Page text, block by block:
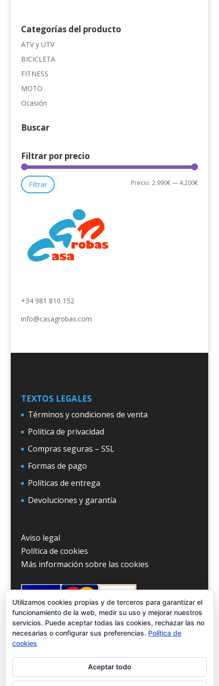
era:
7.299,00€.
es:
4.200,00€.
Categorías del producto
ATV y UTV
BICICLETA
FITNESS
MOTO
Ocasión
Buscar
Filtrar por precio
Precio
Precio
Filtrar Precio:2.990€— 4.200€
+34 981 810 152
info@casagrobas.com
TEXTOS LEGALES
Términos y condiciones de venta
Política de privacidad
Compras seguras – SSL
Formas de pago
Políticas de entrega
Devoluciones y garantía
Aviso legal
Política de cookies
Más información sobre las cookies
Utilizamos cookies propias y de terceros para garantizar el
funcionamiento de la web, medir su uso y mejorar nuestros
servicios. Puede aceptar todas las cookies, rechazar las no
necesarias o configurar sus preferencias. Política de
cookies
Aceptar todo